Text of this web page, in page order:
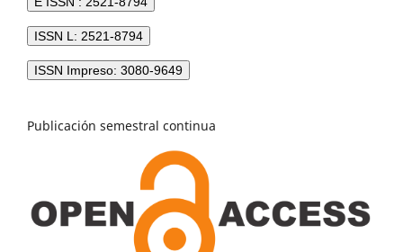
ISSN L: 2521-8794
ISSN Impreso: 3080-9649
Publicación semestral continua